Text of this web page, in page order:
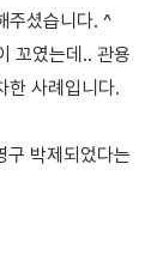
주셨습니다. ^
꼬였는데.. 관용
한 사례입니다.
구 박제되었다는